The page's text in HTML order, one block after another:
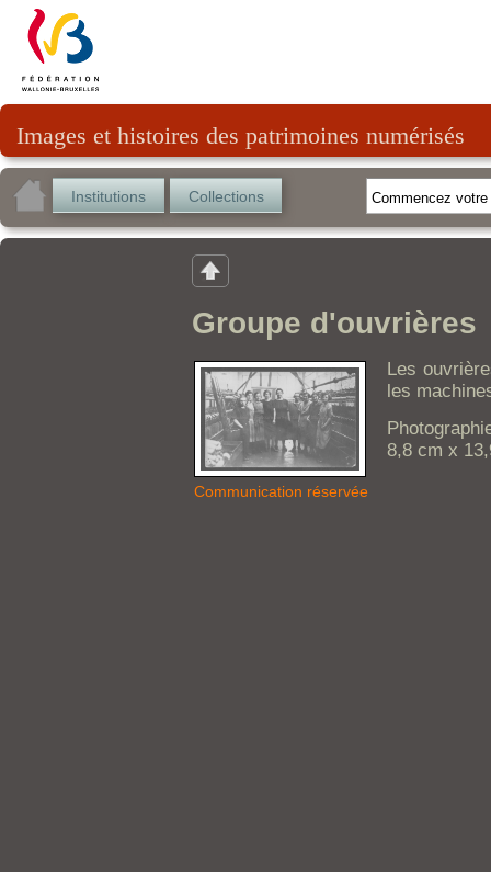
Images et histoires des patrimoines numérisés
Institutions Collections
Groupe d'ouvrières
Communication réservée
Les
les
8,8 cm x